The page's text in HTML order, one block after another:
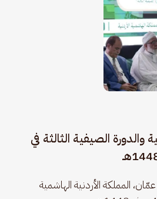
والدورة الصيفية الثالثة في
مدينة عمّان، المملكة الأردنية الهاشمية